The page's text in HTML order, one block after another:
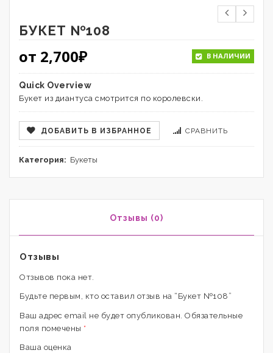
БУКЕТ №108
от 2,700₽ В НАЛИЧИИ
Quick Overview
Букет из диантуса смотрится по королевски.
ДОБАВИТЬ В ИЗБРАННОЕ СРАВНИТЬ
Категория: Букеты
Отзывы (0)
Отзывы
Отзывов пока нет.
Будьте первым, кто оставил отзыв на “Букет №108”
Ваш адрес email не будет опубликован. Обязательные
поля помечены *
Ваша оценка